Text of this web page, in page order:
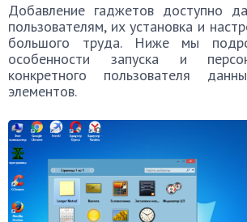
Добавление гаджетов доступно
пользователям, их установка и
большого труда. Ниже мы
особенности запуска и
конкретного пользователя
элементов.